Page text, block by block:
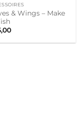
& Wings – Make